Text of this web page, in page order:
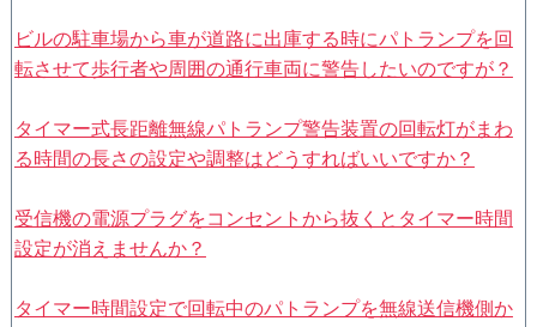
ビルの駐車場から車が道路に出庫する時にパトランプを回
転させて歩行者や周囲の通行車両に警告したいのですが？
タイマー式長距離無線パトランプ警告装置の回転灯がまわ
る時間の長さの設定や調整はどうすればいいですか？
受信機の電源プラグをコンセントから抜くとタイマー時間
設定が消えませんか？
タイマー時間設定で回転中のパトランプを無線送信機側か